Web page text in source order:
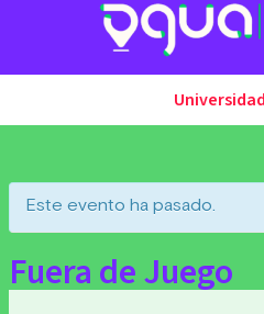
Este evento ha pasado.
Fuera de Juego